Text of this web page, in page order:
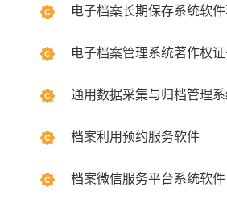
电子档案长期保存系统软
电子档案管理系统著作权
通用数据采集与归档管理
档案利用预约服务软件
档案微信服务平台系统软件